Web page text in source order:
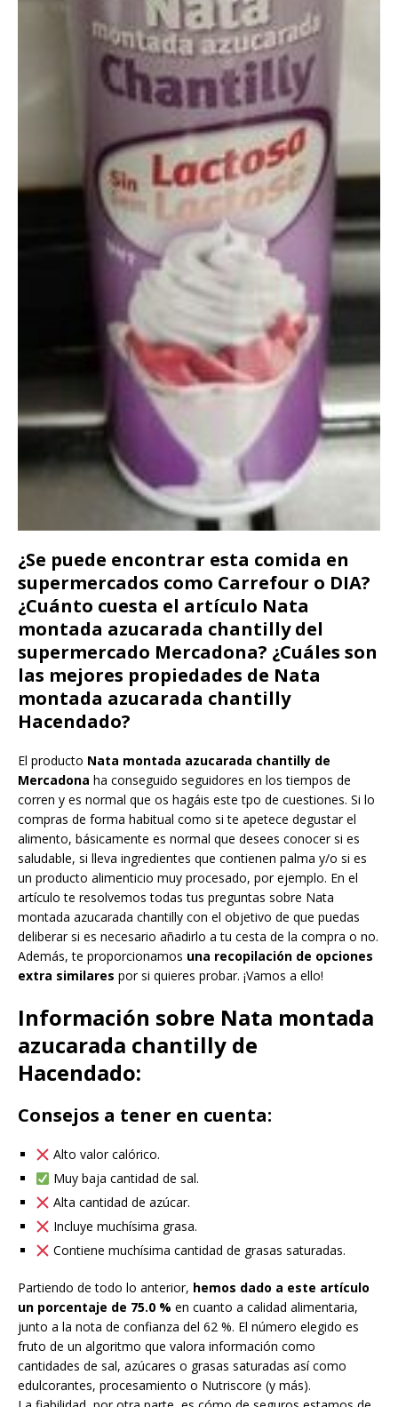
¿Se puede encontrar esta comida en
supermercados como Carrefour o DIA?
¿Cuánto cuesta el artículo Nata
montada azucarada chantilly del
supermercado Mercadona? ¿Cuáles son
las mejores propiedades de Nata
montada azucarada chantilly
Hacendado?
El producto Nata montada azucarada chantilly de
Mercadona ha conseguido seguidores en los tiempos de
corren y es normal que os hagáis este tpo de cuestiones. Si lo
compras de forma habitual como si te apetece degustar el
alimento, básicamente es normal que desees conocer si es
saludable, si lleva ingredientes que contienen palma y/o si es
un producto alimenticio muy procesado, por ejemplo. En el
artículo te resolvemos todas tus preguntas sobre Nata
montada azucarada chantilly con el objetivo de que puedas
deliberar si es necesario añadirlo a tu cesta de la compra o no.
Además, te proporcionamos una recopilación de opciones
extra similares por si quieres probar. ¡Vamos a ello!
Información sobre Nata montada
azucarada chantilly de
Hacendado:
Consejos a tener en cuenta:
Alto valor calórico.
Muy baja cantidad de sal.
Alta cantidad de azúcar.
Incluye muchísima grasa.
Contiene muchísima cantidad de grasas saturadas.
Partiendo de todo lo anterior, hemos dado a este artículo
un porcentaje de 75.0 % en cuanto a calidad alimentaria,
junto a la nota de confianza del 62 %. El número elegido es
fruto de un algoritmo que valora información como
cantidades de sal, azúcares o grasas saturadas así como
edulcorantes, procesamiento o Nutriscore (y más).